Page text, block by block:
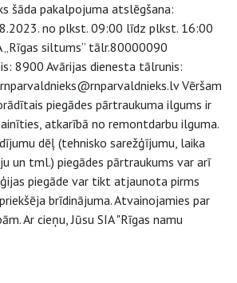
šāda pakalpojuma atslēgšana:
no plkst. 09:00 līdz plkst. 16:00
„Rīgas siltums” tālr.80000090
8900 Avārijas dienesta tālrunis:
Vēršam
piegādes pārtraukuma ilgums ir
atkarībā no remontdarbu ilguma.
dēļ (tehnisko sarežģījumu, laika
un tml.) piegādes pārtraukums var arī
piegāde var tikt atjaunota pirms
brīdinājuma. Atvainojamies par
Ar cieņu, Jūsu SIA "Rīgas namu